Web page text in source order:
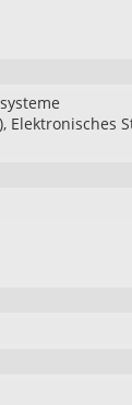
Elektronisches